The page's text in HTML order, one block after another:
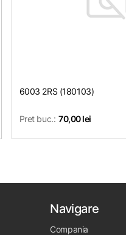
6003 2RS (180103)
Pret buc.: 70,00 lei
Navigare
Compania